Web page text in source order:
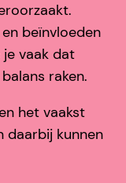
beïnvloeden
vaak dat
raken.
het vaakst
daarbij kunnen